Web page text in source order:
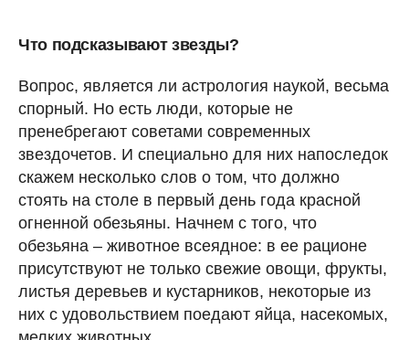
Что подсказывают звезды?
Вопрос, является ли астрология наукой, весьма
спорный. Но есть люди, которые не
пренебрегают советами современных
звездочетов. И специально для них напоследок
скажем несколько слов о том, что должно
стоять на столе в первый день года красной
огненной обезьяны. Начнем с того, что
обезьяна – животное всеядное: в ее рационе
присутствуют не только свежие овощи, фрукты,
листья деревьев и кустарников, некоторые из
них с удовольствием поедают яйца, насекомых,